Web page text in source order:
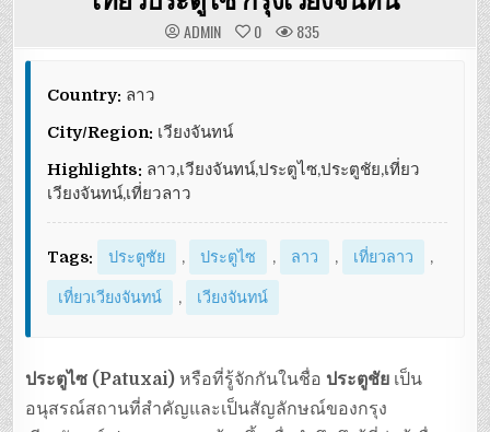
ADMIN 0 835
Country: ลาว
City/Region: เวียงจันทน์
Highlights: ลาว,เวียงจันทน์,ประตูไซ,ประตูชัย,เที่ยว
เวียงจันทน์,เที่ยวลาว
Tags: ประตูชัย , ประตูไซ , ลาว , เที่ยวลาว ,
เที่ยวเวียงจันทน์ , เวียงจันทน์
ประตูไซ (Patuxai) หรือที่รู้จักกันในชื่อ ประตูชัย เป็น
อนุสรณ์สถานที่สำคัญและเป็นสัญลักษณ์ของกรุง